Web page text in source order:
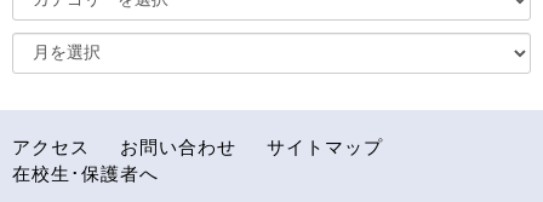
アクセス お問い合わせ
サイトマップ
在校生･保護者へ